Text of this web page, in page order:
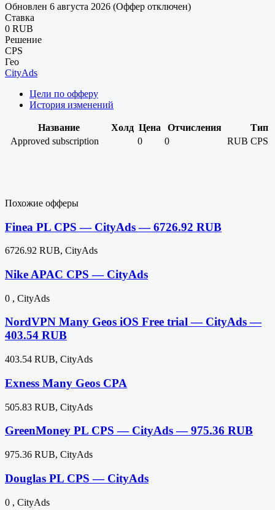
Обновлен 6 августа 2026 (Оффер отключен)
Ставка
0 RUB
Решение
CPS
Гео
CityAds
Цели по офферу
История изменений
Название Холд Цена Отчисления
Тип
Approved subscription
0 0 RUB CPS
Похожие офферы
Finea PL CPS — CityAds — 6726.92 RUB
6726.92 RUB, CityAds
Nike APAC CPS — CityAds
0 , CityAds
NordVPN Many Geos iOS Free trial — CityAds —
403.54 RUB
403.54 RUB, CityAds
Exness Many Geos CPA
505.83 RUB, CityAds
GreenMoney PL CPS — CityAds — 975.36 RUB
975.36 RUB, CityAds
Douglas PL CPS — CityAds
0 , CityAds